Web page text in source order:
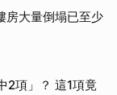
大量倒塌已至少
2項」？ 這1項竟